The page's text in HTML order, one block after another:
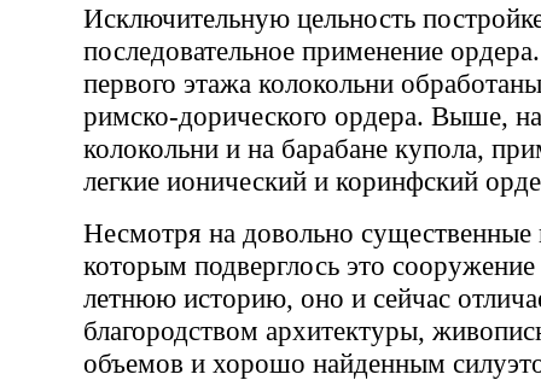
Исключительную цельность
последовательное применение
первого этажа колокольни
римско-дорического ордера. Выше,
колокольни и на барабане купола,
легкие ионический и коринфский
Несмотря на довольно существенные
которым подверглось это
летнюю историю, оно и сейчас
благородством архитектуры,
объемов и хорошо найденным